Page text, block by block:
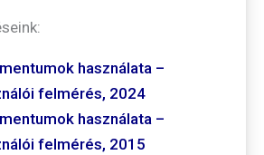
használata –
felmérés, 2024
használata –
felmérés, 2015